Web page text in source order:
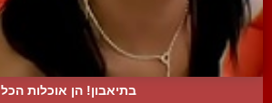
בתיאבון! הן אוכלות הכל